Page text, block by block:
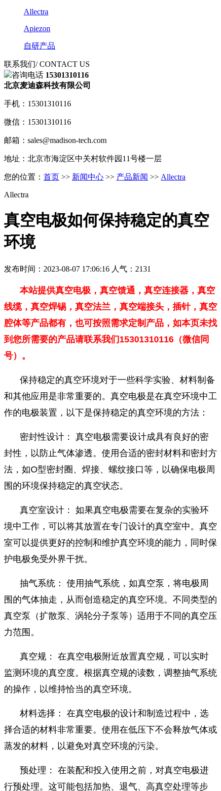
Allectra
Apiezon
自研产品
联系我们/ CONTACT US
咨询电话 15301310116
北京麦迪森科技有限公司
手机：15301310116
微信：15301310116
邮箱：sales@madison-tech.com
地址：北京市海淀区中关村软件园11号楼一层
您的位置： 首页 >> 新闻中心 >> 产品新闻 >> Allectra
Allectra
真空电极如何保持稳定的真空
环境
发布时间：2023-08-07 17:06:16 人气：2131
本站提供真空电极，真空馈通，真空连接器，真空
线缆，真空焊锡，真空法兰，真空端接头，插针，真空
腔体等产品都有，也可按照需求定制产品，如本页未找
到您所需要的产品请联系我们15301310116（微信同
号）。
保持稳定的真空环境对于一些科学实验、材料制备
和其他应用是非常重要的。真空电极是在真空环境中工
作的电极装置，以下是保持稳定的真空环境的方法：
密封性设计： 真空电极需要设计成具有良好的密
封性，以防止气体渗透。使用合适的密封材料和密封方
法，如O型密封圈、焊接、螺纹接口等，以确保电极周
围的环境保持稳定的真空状态。
真空室设计： 如果真空电极需要在复杂的实验环
境中工作，可以将其放置在专门设计的真空室中。真空
室可以提供更好的控制和维护真空环境的能力，同时保
护电极免受外界干扰。
抽气系统： 使用抽气系统，如真空泵，将电极周
围的气体抽走，从而创造稳定的真空环境。不同类型的
真空泵（扩散泵、涡轮分子泵等）适用于不同的真空压
力范围。
真空规： 在真空电极附近放置真空规，可以实时
监测环境的真空度。根据真空规的读数，调整抽气系统
的操作，以维持恰当的真空环境。
材料选择： 在真空电极的设计和制造过程中，选
择合适的材料非常重要。使用在低压下不会释放气体或
蒸发的材料，以避免对真空环境的污染。
预处理： 在装配和投入使用之前，对真空电极进
行预处理。这可能包括加热、退气、高真空处理等步